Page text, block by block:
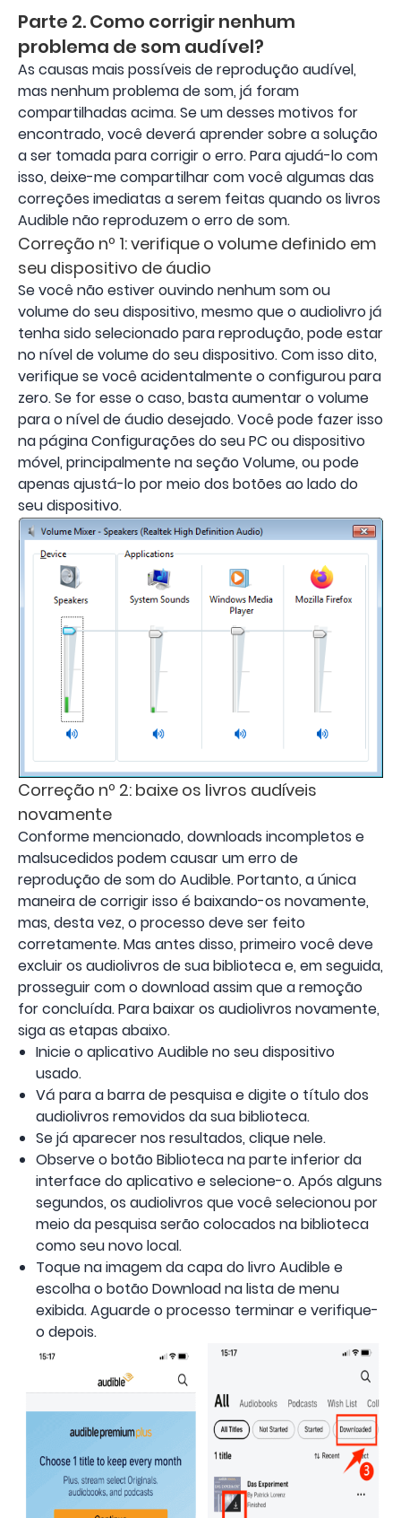
Parte 2. Como corrigir nenhum
problema de som audível?
As causas mais possíveis de reprodução audível,
mas nenhum problema de som, já foram
compartilhadas acima. Se um desses motivos for
encontrado, você deverá aprender sobre a solução
a ser tomada para corrigir o erro. Para ajudá-lo com
isso, deixe-me compartilhar com você algumas das
correções imediatas a serem feitas quando os livros
Audible não reproduzem o erro de som.
Correção nº 1: verifique o volume definido em
seu dispositivo de áudio
Se você não estiver ouvindo nenhum som ou
volume do seu dispositivo, mesmo que o audiolivro já
tenha sido selecionado para reprodução, pode estar
no nível de volume do seu dispositivo. Com isso dito,
verifique se você acidentalmente o configurou para
zero. Se for esse o caso, basta aumentar o volume
para o nível de áudio desejado. Você pode fazer isso
na página Configurações do seu PC ou dispositivo
móvel, principalmente na seção Volume, ou pode
apenas ajustá-lo por meio dos botões ao lado do
seu dispositivo.
Correção nº 2: baixe os livros audíveis
novamente
Conforme mencionado, downloads incompletos e
malsucedidos podem causar um erro de
reprodução de som do Audible. Portanto, a única
maneira de corrigir isso é baixando-os novamente,
mas, desta vez, o processo deve ser feito
corretamente. Mas antes disso, primeiro você deve
excluir os audiolivros de sua biblioteca e, em seguida,
prosseguir com o download assim que a remoção
for concluída. Para baixar os audiolivros novamente,
siga as etapas abaixo.
Inicie o aplicativo Audible no seu dispositivo
usado.
Vá para a barra de pesquisa e digite o título dos
audiolivros removidos da sua biblioteca.
Se já aparecer nos resultados, clique nele.
Observe o botão Biblioteca na parte inferior da
interface do aplicativo e selecione-o. Após alguns
segundos, os audiolivros que você selecionou por
meio da pesquisa serão colocados na biblioteca
como seu novo local.
Toque na imagem da capa do livro Audible e
escolha o botão Download na lista de menu
exibida. Aguarde o processo terminar e verifique-
o depois.